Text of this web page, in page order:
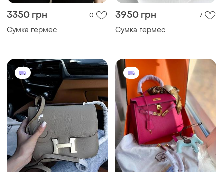
3350 грн 0
Сумка гермес
3950 грн 7
Сумка гермес